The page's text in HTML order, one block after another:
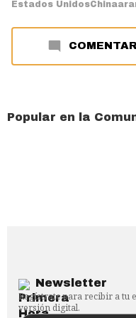
Estados UnidosChina
Popular en la
Newsletter
Regístrate para recibir a tu
versión digital.